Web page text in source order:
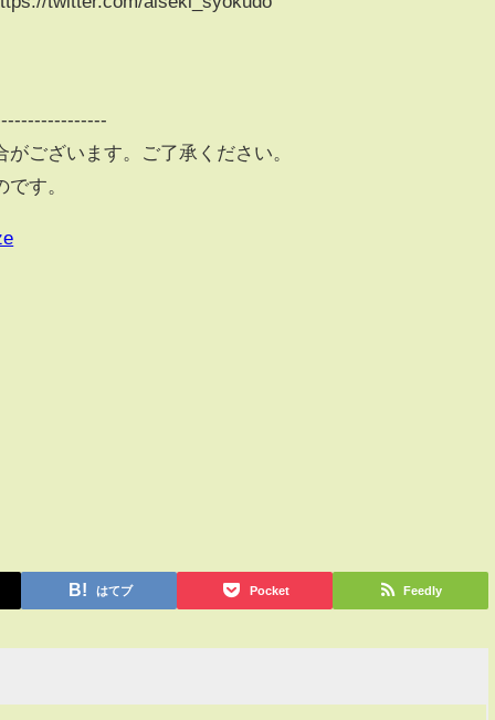
ございます。ご了承ください。
す。
はてブ Pocket Feedly